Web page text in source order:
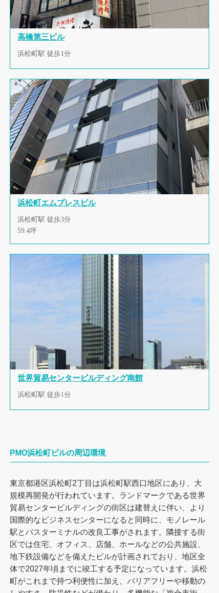
高橋第三ビル
浜松町駅 徒歩1分
浜松町エムプレスビル
浜松町駅 徒歩3分
59.4坪
世界貿易センタービルディング南館
浜松町駅 徒歩1分
PMO浜松町ビルの周辺環境
東京都港区浜松町2丁目は浜松町駅西口地区にあり、大
規模再開発が行われています。ランドマークである世界
貿易センタービルディングの街区は建替えに伴い、より
国際的なビジネスセンターになると同時に、モノレール
駅とバスターミナルの改良工事がされます。隣接する街
区では住宅、オフィス、店舗、ホールなどの公共施設、
地下鉄設備などを備えたビルが計画されており、地区全
体で2027年頃までに竣工する予定になっています。浜松
町がこれまで持つ利便性に加え、バリアフリーや移動の